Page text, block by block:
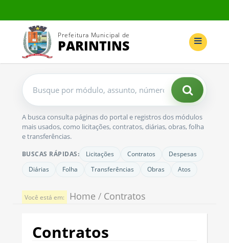
Prefeitura Municipal de
PARINTINS
Buscar
no
A busca consulta páginas do portal e registros dos módulos
mais usados, como licitações, contratos, diárias, obras, folha
e transferências.
BUSCAS RÁPIDAS: Licitações Contratos
Despesas
Diárias
Folha Transferências Obras Atos
Você está em: Home / Contratos
Contratos